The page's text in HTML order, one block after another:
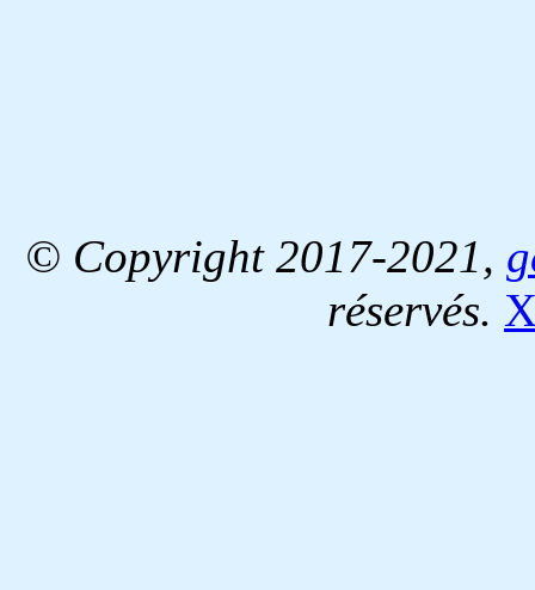
© Copyright 2017-2021,
réservés.